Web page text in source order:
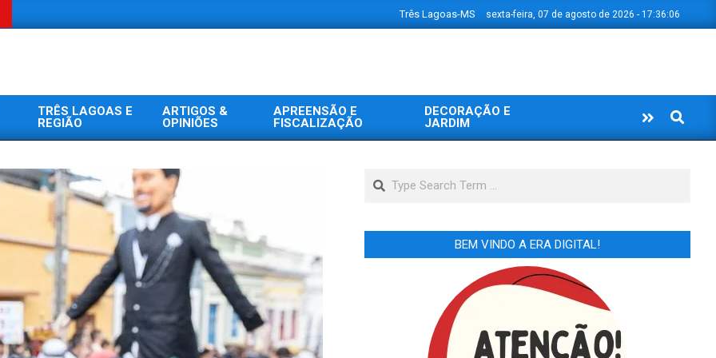
Três Lagoas-MS sexta-feira, 07 de agosto de 2026 - 17:36:07
TRÊS LAGOAS E
REGIÃO
ARTIGOS &
OPINIÕES
APREENSÃO E
FISCALIZAÇÃO
DECORAÇÃO E
JARDIM
Search
Search
BEM VINDO A ERA DIGITAL!